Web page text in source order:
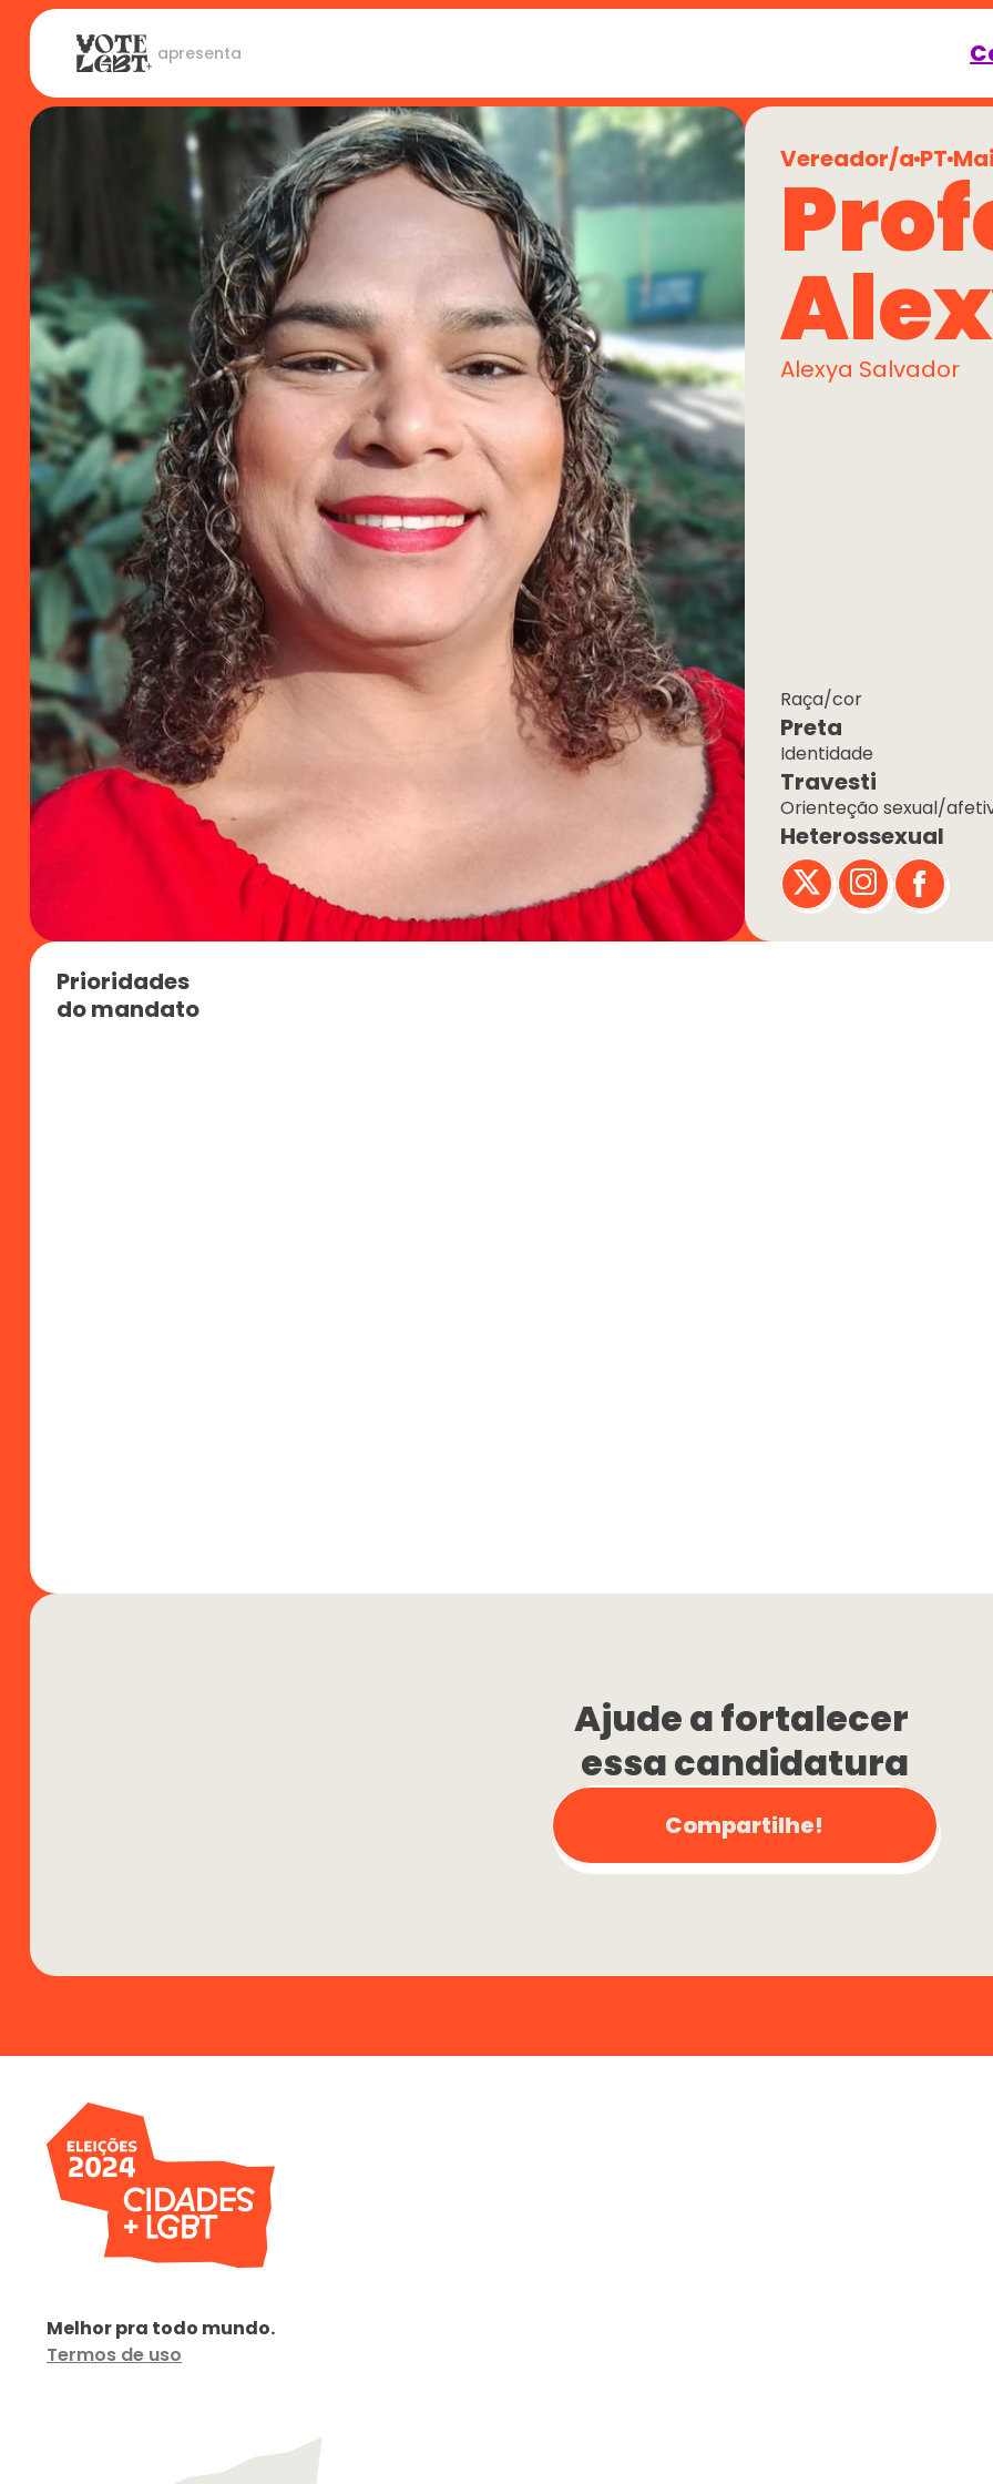
apresenta
Vereador/a PT
Alexya Salvador
Preta
Raça/cor
Travesti
Identidade
Heterossexual
Orienteção sexual/
Prioridades
do mandato
Ajude a fortalecer
essa candidatura
Compartilhe!
Melhor pra todo mundo.
Termos de uso